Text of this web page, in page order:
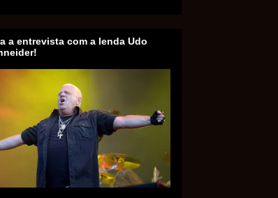
a entrevista com a lenda Udo